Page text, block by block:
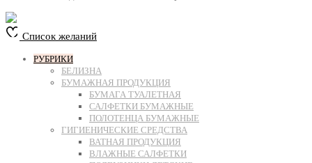
Список желаний
РУБРИКИ
БЕЛИЗНА
БУМАЖНАЯ ПРОДУКЦИЯ
БУМАГА ТУАЛЕТНАЯ
САЛФЕТКИ БУМАЖНЫЕ
ПОЛОТЕНЦА БУМАЖНЫЕ
ГИГИЕНИЧЕСКИЕ СРЕДСТВА
ВАТНАЯ ПРОДУКЦИЯ
ВЛАЖНЫЕ САЛФЕТКИ